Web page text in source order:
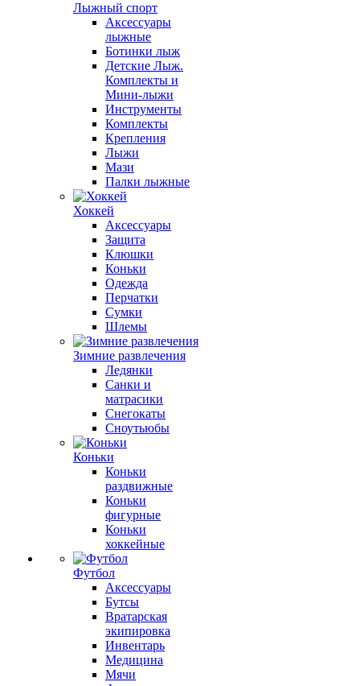
Лыжный спорт
Аксессуары
лыжные
Ботинки лыж
Детские Лыж.
Комплекты и
Мини-лыжи
Инструменты
Комплекты
Крепления
Лыжи
Мази
Палки лыжные
Хоккей
Аксессуары
Защита
Клюшки
Коньки
Одежда
Перчатки
Сумки
Шлемы
Зимние развлечения
Ледянки
Санки и
матрасики
Снегокаты
Сноутьюбы
Коньки
Коньки
раздвижные
Коньки
фигурные
Коньки
хоккейные
Футбол
Аксессуары
Бутсы
Вратарская
экипировка
Инвентарь
Медицина
Мячи